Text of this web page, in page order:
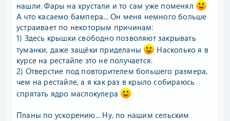
нашли. Фары на хрустали и то сам уже поменял
А что касаемо бампера... Он меня немного больше
устраивает по некоторым причинам:
1) Здесь крышки свободно позволяют закрывать
туманки, даже защёки приделаны
Насколько я в
курсе на рестайле это не получается.
2) Отверстие под повторителем большего размера,
чем на рестайле, а я как раз в крыло собираюсь
спрятать ядро маслокулера
Планы по ускорению... Ну, по нашим сельским